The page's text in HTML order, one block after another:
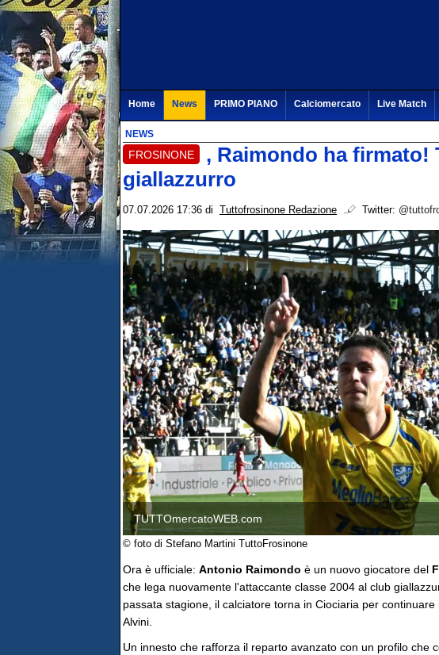
Home News PRIMO PIANO Calciomercato Live Match
NEWS
FROSINONE
, Raimondo ha firmato!
giallazzurro
07.07.2026 17:36 di Tuttofrosinone Redazione Twitter:
TUTTOmercatoWEB.com
© foto di Stefano Martini TuttoFrosinone
Ora è ufficiale: Antonio Raimondo è un nuovo giocatore del
che lega nuovamente l'attaccante classe 2004 al club
passata stagione, il calciatore torna in Ciociaria per
Alvini.
Un innesto che rafforza il reparto avanzato con un profilo che